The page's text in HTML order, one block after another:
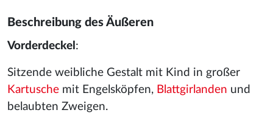
Beschreibung des Äußeren
Vorderdeckel :
Sitzende weibliche Gestalt mit Kind in großer
Kartusche mit Engelsköpfen, Blattgirlanden und
belaubten Zweigen.